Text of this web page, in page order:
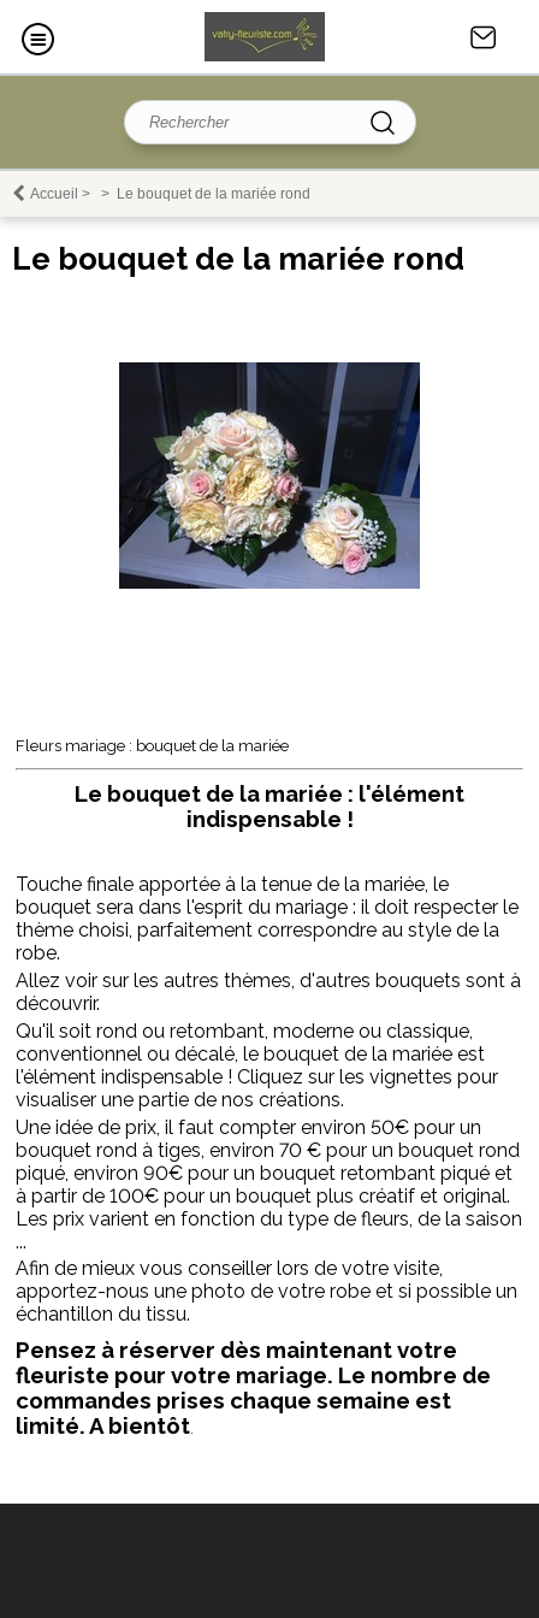
Accueil > > Le bouquet de la mariée rond
Le bouquet de la mariée rond
Fleurs mariage : bouquet de la mariée
Le bouquet de la mariée : l'élément
indispensable !
Touche finale apportée à la tenue de la mariée, le
bouquet sera dans l'esprit du mariage : il doit respecter le
thème choisi, parfaitement correspondre au style de la
robe.
Allez voir sur les autres thèmes, d'autres bouquets sont à
découvrir.
Qu'il soit rond ou retombant, moderne ou classique,
conventionnel ou décalé, le bouquet de la mariée est
l'élément indispensable ! Cliquez sur les vignettes pour
visualiser une partie de nos créations.
Une idée de prix, il faut compter environ 50€ pour un
bouquet rond à tiges, environ 70 € pour un bouquet rond
piqué, environ 90€ pour un bouquet retombant piqué et
à partir de 100€ pour un bouquet plus créatif et original.
Les prix varient en fonction du type de fleurs, de la saison
...
Afin de mieux vous conseiller lors de votre visite,
apportez-nous une photo de votre robe et si possible un
échantillon du tissu.
Pensez à réserver dès maintenant votre
fleuriste pour votre mariage. Le nombre de
commandes prises chaque semaine est
limité. A bientôt.